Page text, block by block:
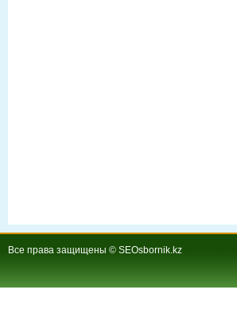
Все права защищены © SEOsbornik.kz